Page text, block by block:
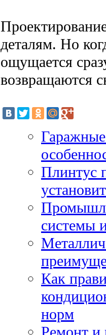
деталям. Но
ощущается
возвращаются
Плинтус
системы
Как
норм